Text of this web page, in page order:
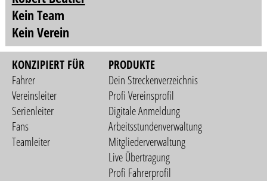
Kein Team
Kein Verein
KONZIPIERT FÜR
Fahrer
Vereinsleiter
Serienleiter
Fans
Teamleiter
PRODUKTE
Dein Streckenverzeichnis
Profi Vereinsprofil
Digitale Anmeldung
Arbeitsstundenverwaltung
Mitgliederverwaltung
Live Übertragung
Profi Fahrerprofil